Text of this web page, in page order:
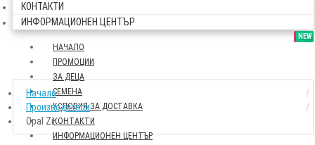
КОНТАКТИ
ИНФОРМАЦИОНЕН ЦЕНТЪР
НАЧАЛО
SALE
ПРОМОЦИИ
NEW
ЗА ДЕЦА
СЕМЕНА
УСЛОВИЯ ЗА ДОСТАВКА
КОНТАКТИ
ИНФОРМАЦИОНЕН ЦЕНТЪР
Начало
Производители
Opal Zi